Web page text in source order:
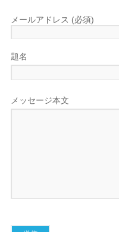
メールアドレス (必須)
題名
メッセージ本文